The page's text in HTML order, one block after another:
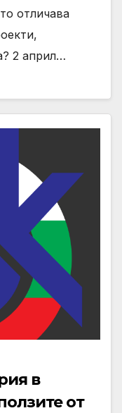
отличава
2 април…
в
от